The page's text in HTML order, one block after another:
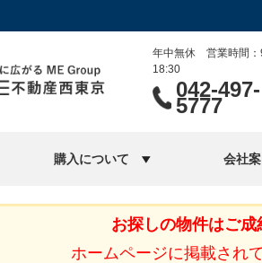
年中無休 営業時間：
18:30
042-497-
5777
購入について 会社
お探しの物件はご成
ホームページに掲載され